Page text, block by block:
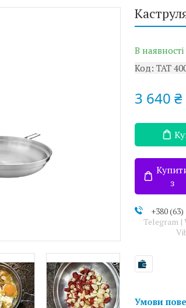
В наявності
Код: TAT
3 640 ₴
з
+380
Telegram |